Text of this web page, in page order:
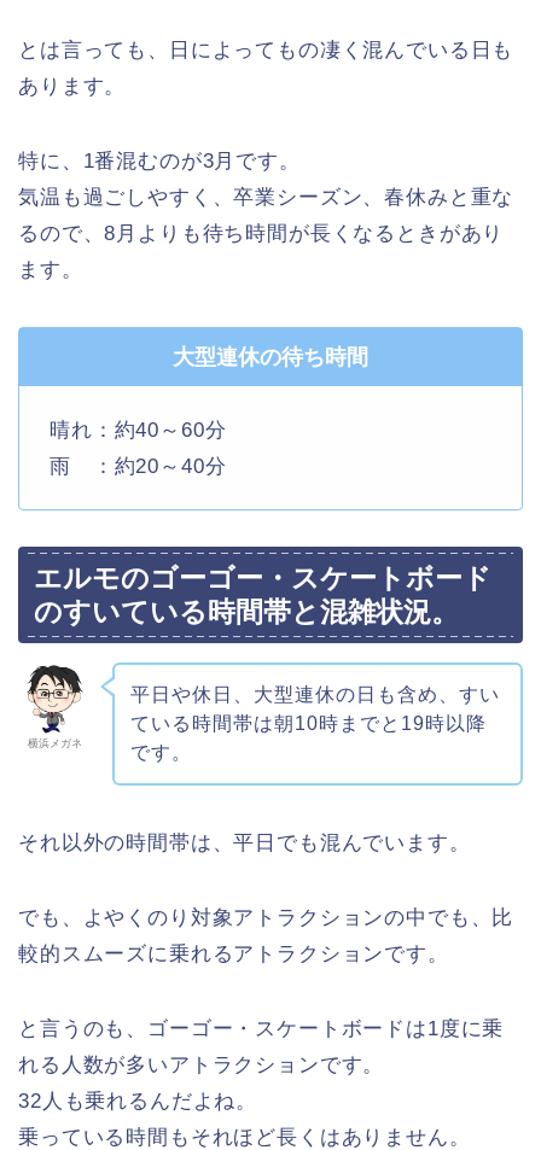
とは言っても、日によってもの凄く混んでいる日も
あります。
特に、1番混むのが3月です。
気温も過ごしやすく、卒業シーズン、春休みと重な
るので、8月よりも待ち時間が長くなるときがあり
ます。
大型連休の待ち時間
晴れ：約40～60分
雨 ：約20～40分
エルモのゴーゴー・スケートボード
のすいている時間帯と混雑状況。
横浜メガネ
平日や休日、大型連休の日も含め、すい
ている時間帯は朝10時までと19時以降
です。
それ以外の時間帯は、平日でも混んでいます。
でも、よやくのり対象アトラクションの中でも、比
較的スムーズに乗れるアトラクションです。
と言うのも、ゴーゴー・スケートボードは1度に乗
れる人数が多いアトラクションです。
32人も乗れるんだよね。
乗っている時間もそれほど長くはありません。